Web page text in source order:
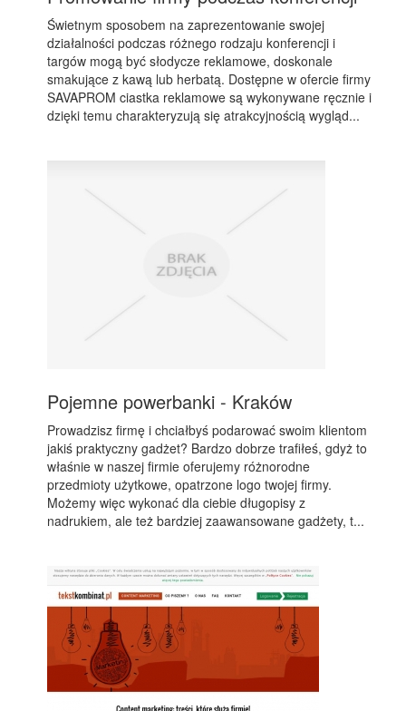
Świetnym sposobem na zaprezentowanie swojej
działalności podczas różnego rodzaju konferencji i
targów mogą być słodycze reklamowe, doskonale
smakujące z kawą lub herbatą. Dostępne w ofercie firmy
SAVAPROM ciastka reklamowe są wykonywane ręcznie i
dzięki temu charakteryzują się atrakcyjnością wygląd...
Pojemne powerbanki - Kraków
Prowadzisz firmę i chciałbyś podarować swoim klientom
jakiś praktyczny gadżet? Bardzo dobrze trafiłeś, gdyż to
właśnie w naszej firmie oferujemy różnorodne
przedmioty użytkowe, opatrzone logo twojej firmy.
Możemy więc wykonać dla ciebie długopisy z
nadrukiem, ale też bardziej zaawansowane gadżety, t...